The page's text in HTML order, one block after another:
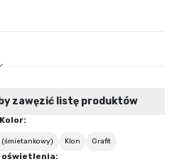
zawęzić listę produktów
Kolor:
(śmietankowy) Klon Grafit
oświetlenia: